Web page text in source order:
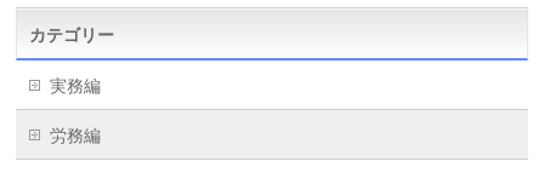
カテゴリー
実務編
労務編